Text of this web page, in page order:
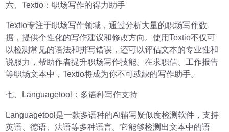
六、Textio：职场写作的得力助手
Textio专注于职场写作领域，通过分析大量的职场写作数
据，提供个性化的写作建议和修改方向。使用Textio不仅可
以检测常见的语法和拼写错误，还可以评估文本的专业性和
说服力，帮助作者提升职场写作技能。在求职信、工作报告
等职场文本中，Textio将成为你不可或缺的写作助手。
七、Languagetool：多语种写作支持
Languagetool是一款多语种的AI辅写疑似度检测软件，支持
英语、德语、法语等多种语言。它能够检测出文本中的语